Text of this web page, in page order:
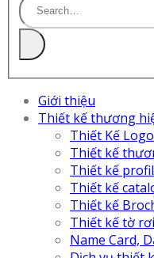
Giới thiệu
Thiết kế thương
Thiết Kế Logo
Thiết kế
Thiết kế
Thiết kế
Thiết kế
Thiết kế tờ
Name Card,